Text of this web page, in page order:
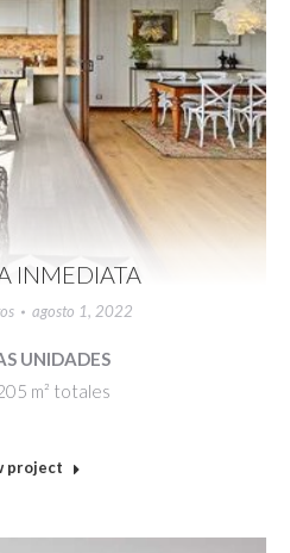
INMEDIATA
agosto 1, 2022
UNIDADES
m² totales
project